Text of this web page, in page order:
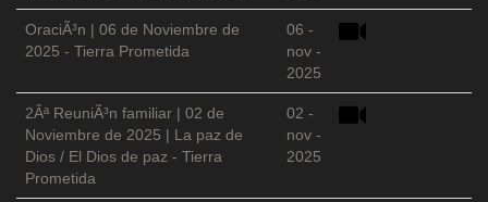
OraciÃ³n | 06 de Noviembre de
2025 - Tierra Prometida
06 -
nov -
2025
2Âª ReuniÃ³n familiar | 02 de
Noviembre de 2025 | La paz de
Dios / El Dios de paz - Tierra
Prometida
02 -
nov -
2025